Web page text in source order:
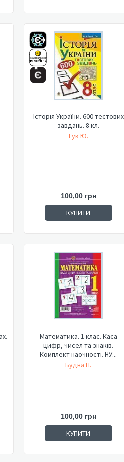
Історія України. 600 тестових
завдань. 8 кл.
Гук Ю.
100,00 грн
КУПИТИ
Математика. 1 клас. Каса
цифр, чисел та знаків.
Комплект наочності. НУ...
Будна Н.
100,00 грн
КУПИТИ